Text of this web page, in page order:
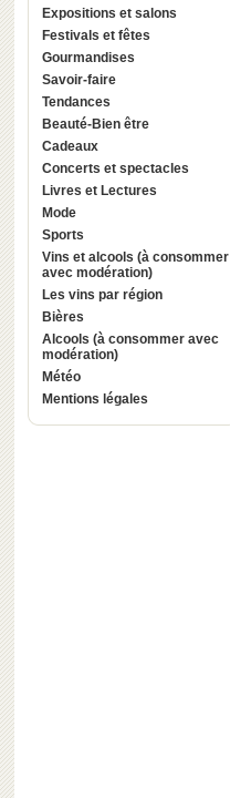
Expositions et salons
Festivals et fêtes
Gourmandises
Savoir-faire
Tendances
Beauté-Bien être
Cadeaux
Concerts et spectacles
Livres et Lectures
Mode
Sports
Vins et alcools (à consommer
avec modération)
Les vins par région
Bières
Alcools (à consommer avec
modération)
Météo
Mentions légales